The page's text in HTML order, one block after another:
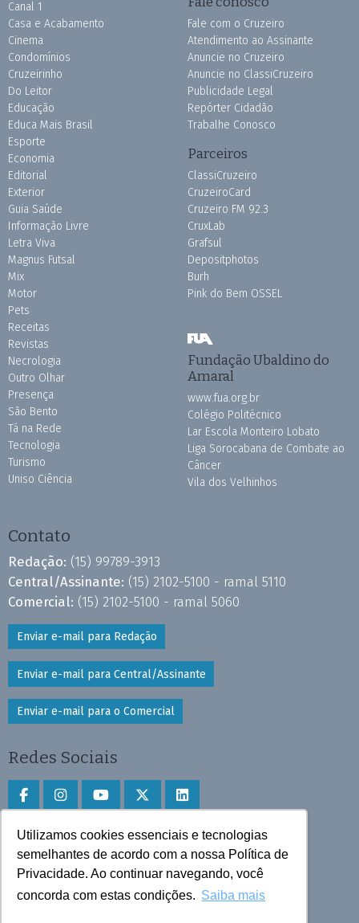
Utilizamos cookies essenciais e tecnologias
semelhantes de acordo com a nossa Política de
Privacidade. Ao continuar navegando, você
concorda com estas condições. Saiba mais
Canal 1
Casa e Acabamento
Cinema
Condomínios
Cruzeirinho
Do Leitor
Educação
Educa Mais Brasil
Esporte
Economia
Editorial
Exterior
Guia Saúde
Informação Livre
Letra Viva
Magnus Futsal
Mix
Motor
Pets
Receitas
Revistas
Necrologia
Outro Olhar
Presença
São Bento
Tá na Rede
Tecnologia
Turismo
Uniso Ciência
Fale com o Cruzeiro
Atendimento ao Assinante
Anuncie no Cruzeiro
Anuncie no ClassiCruzeiro
Publicidade Legal
Repórter Cidadão
Trabalhe Conosco
Parceiros
ClassiCruzeiro
CruzeiroCard
Cruzeiro FM 92.3
CruxLab
Grafsul
Depositphotos
Burh
Pink do Bem OSSEL
Fundação Ubaldino do
Amaral
www.fua.org.br
Colégio Politécnico
Lar Escola Monteiro Lobato
Liga Sorocabana de Combate ao
Câncer
Vila dos Velhinhos
Contato
Redação: (15) 99789-3913
Central/Assinante: (15) 2102-5100 - ramal 5110
Comercial: (15) 2102-5100 - ramal 5060
Enviar e-mail para Redação
Enviar e-mail para Central/Assinante
Enviar e-mail para o Comercial
Redes Sociais
Faça download do aplicativo
Play Store e App Store